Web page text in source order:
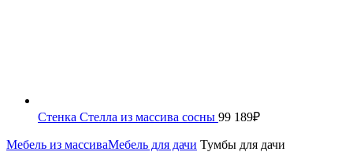
Стенка Стелла из массива сосны 99 189₽
Мебель из массиваМебель для дачи Тумбы для дачи